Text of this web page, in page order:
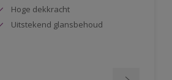
Hoge dekkracht
Uitstekend glansbehoud